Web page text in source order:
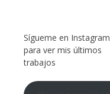
Sígueme en Instagram
para ver mis últimos
trabajos